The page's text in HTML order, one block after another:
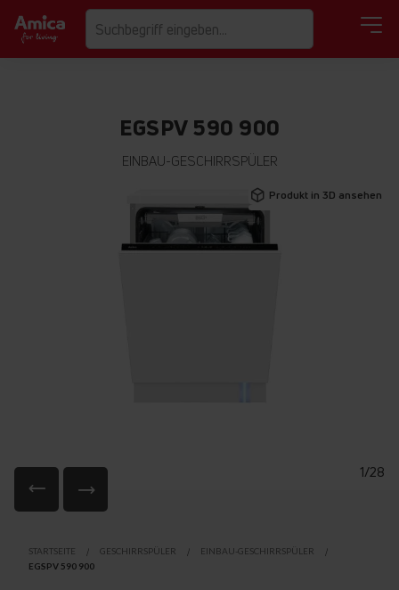
EGSPV 590 900
EINBAU-GESCHIRRSPÜLER
Produkt in 3D ansehen
1/28
der
STARTSEITE GESCHIRRSPÜLER
EINBAU-GESCHIRRSPÜLER
EGSPV 590 900